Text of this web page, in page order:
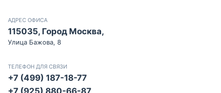
АДРЕС ОФИСА
115035, Город Москва,
Улица Бажова, 8
ТЕЛЕФОН ДЛЯ СВЯЗИ
+7 (499) 187-18-77
+7 (925) 880-66-87